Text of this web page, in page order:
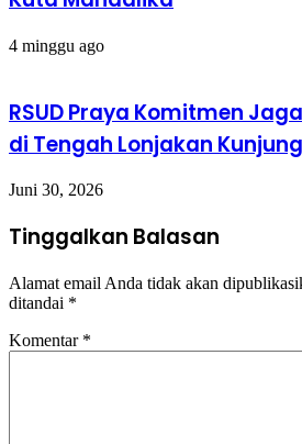
4 minggu ago
RSUD Praya Komitmen
di Tengah Lonjakan
Juni 30, 2026
Tinggalkan Balasan
Alamat email Anda tidak akan
ditandai *
Komentar *